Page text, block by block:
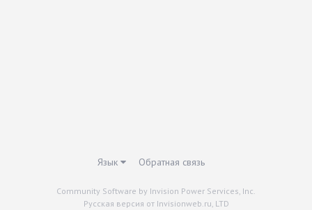
Язык Обратная связь
Community Software by Invision Power Services, Inc.
Русская версия от Invisionweb.ru, LTD